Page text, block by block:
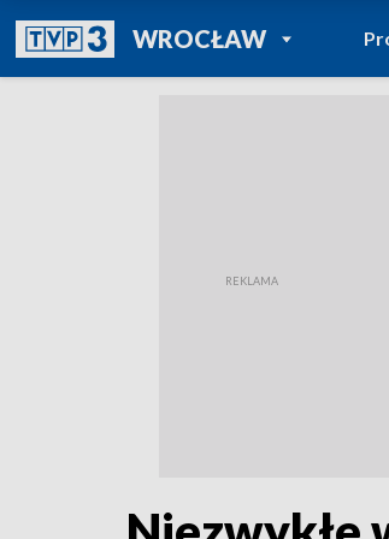
WROCŁAWPOWRÓT DO
TVP REGIONY